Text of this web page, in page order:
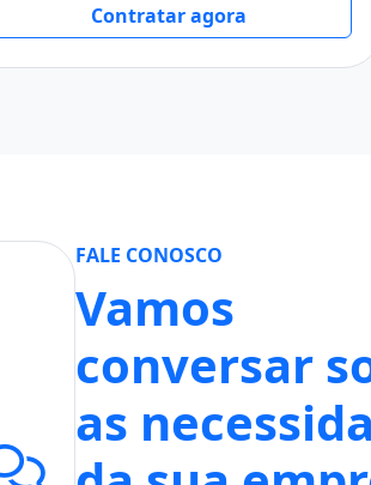
Contratar agora
FALE CONOSCO
Vamos
conversar
as